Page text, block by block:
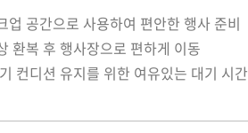
업 공간으로 사용하여 편안한 행사 준비
환복 후 행사장으로 편하게 이동
컨디션 유지를 위한 여유있는 대기 시간